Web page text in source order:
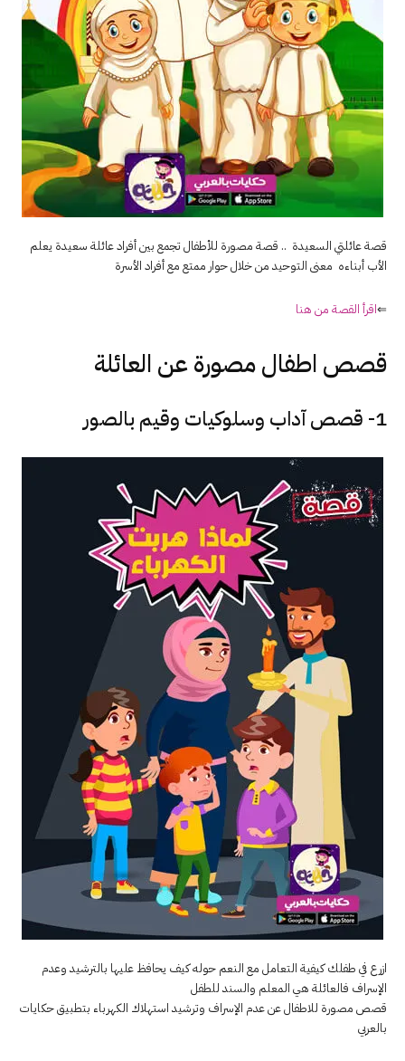
قصة عائلتي السعيدة .. قصة مصورة للأطفال تجمع بين أفراد عائلة سعيدة يعلم
الأب أبناءه معنى التوحيد من خلال حوار ممتع مع أفراد الأسرة
⇐اقرأ القصة من هنا
قصص اطفال مصورة عن العائلة
1- قصص آداب وسلوكيات وقيم بالصور
ازرع في طفلك كيفية التعامل مع النعم حوله كيف يحافظ عليها بالترشيد وعدم
الإسراف فالعائلة هي المعلم والسند للطفل
قصص مصورة للاطفال عن عدم الإسراف وترشيد استهلاك الكهرباء بتطبيق حكايات
بالعربي